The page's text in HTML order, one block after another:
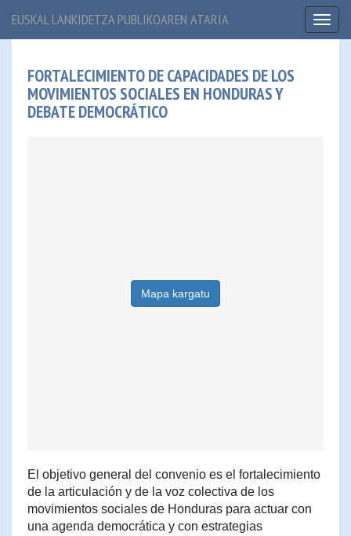
EUSKAL LANKIDETZA PUBLIKOAREN ATARIA
FORTALECIMIENTO DE CAPACIDADES DE LOS
MOVIMIENTOS SOCIALES EN HONDURAS Y
DEBATE DEMOCRÁTICO
Mapa kargatu
El objetivo general del convenio es el fortalecimiento
de la articulación y de la voz colectiva de los
movimientos sociales de Honduras para actuar con
una agenda democrática y con estrategias